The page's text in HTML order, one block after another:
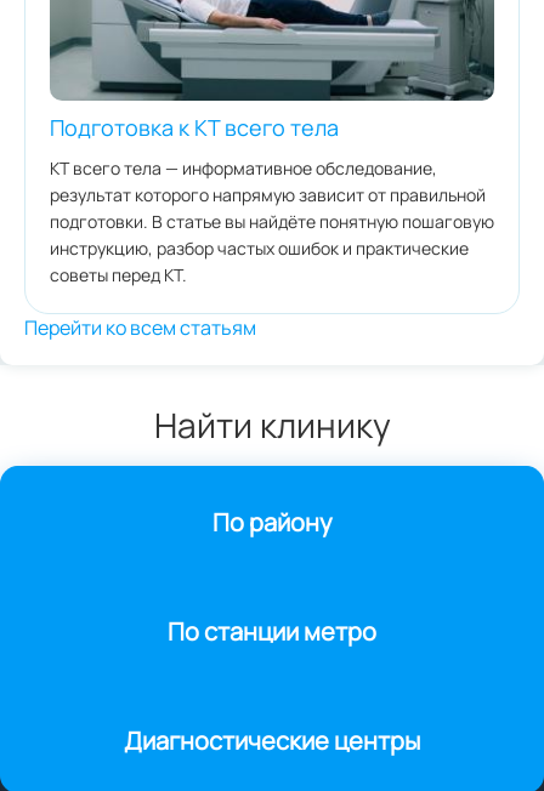
Подготовка к КТ всего тела
КТ всего тела — информативное обследование,
результат которого напрямую зависит от правильной
подготовки. В статье вы найдёте понятную пошаговую
инструкцию, разбор частых ошибок и практические
советы перед КТ.
Перейти ко всем статьям
Найти клинику
По району
По станции метро
Диагностические центры